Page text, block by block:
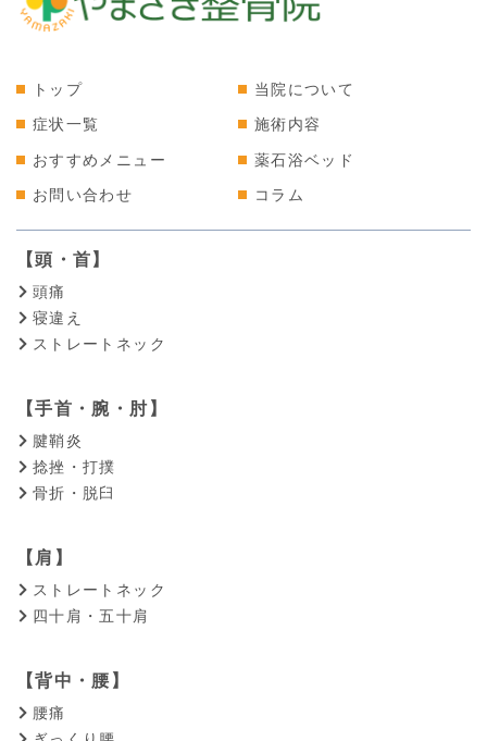
トップ 当院について
症状一覧 施術内容
おすすめメニュー 薬石浴ベッド
お問い合わせ コラム
【頭・首】
頭痛
寝違え
ストレートネック
【手首・腕・肘】
腱鞘炎
捻挫・打撲
骨折・脱臼
【肩】
ストレートネック
四十肩・五十肩
【背中・腰】
腰痛